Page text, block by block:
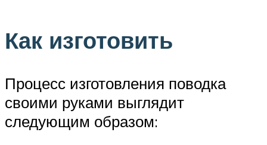
Как изготовить
Процесс изготовления поводка
своими руками выглядит
следующим образом: